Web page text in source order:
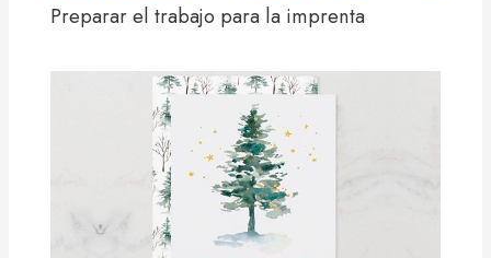
Preparar el trabajo para la imprenta